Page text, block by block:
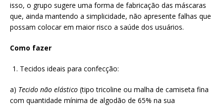
isso, o grupo sugere uma forma de fabricação das máscaras
que, ainda mantendo a simplicidade, não apresente falhas que
possam colocar em maior risco a saúde dos usuários.
Como fazer
Tecidos ideais para confecção:
a) Tecido não elástico (tipo tricoline ou malha de camiseta fina
com quantidade mínima de algodão de 65% na sua